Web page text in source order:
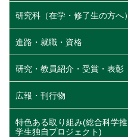
研究科（在学・修了生の方へ）
進路・就職・資格
研究・教員紹介・受賞・表彰
広報・刊行物
特色ある取り組み(総合科学
学生独自プロジェクト)